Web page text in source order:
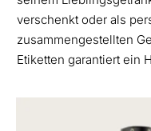
verschenkt oder als
zusammengestellten
Etiketten garantiert ein